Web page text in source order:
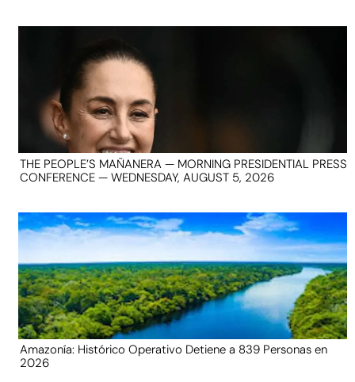
THE PEOPLE’S MAÑANERA — MORNING PRESIDENTIAL PRESS
CONFERENCE — WEDNESDAY, AUGUST 5, 2026
Amazonía: Histórico Operativo Detiene a 839 Personas en
2026